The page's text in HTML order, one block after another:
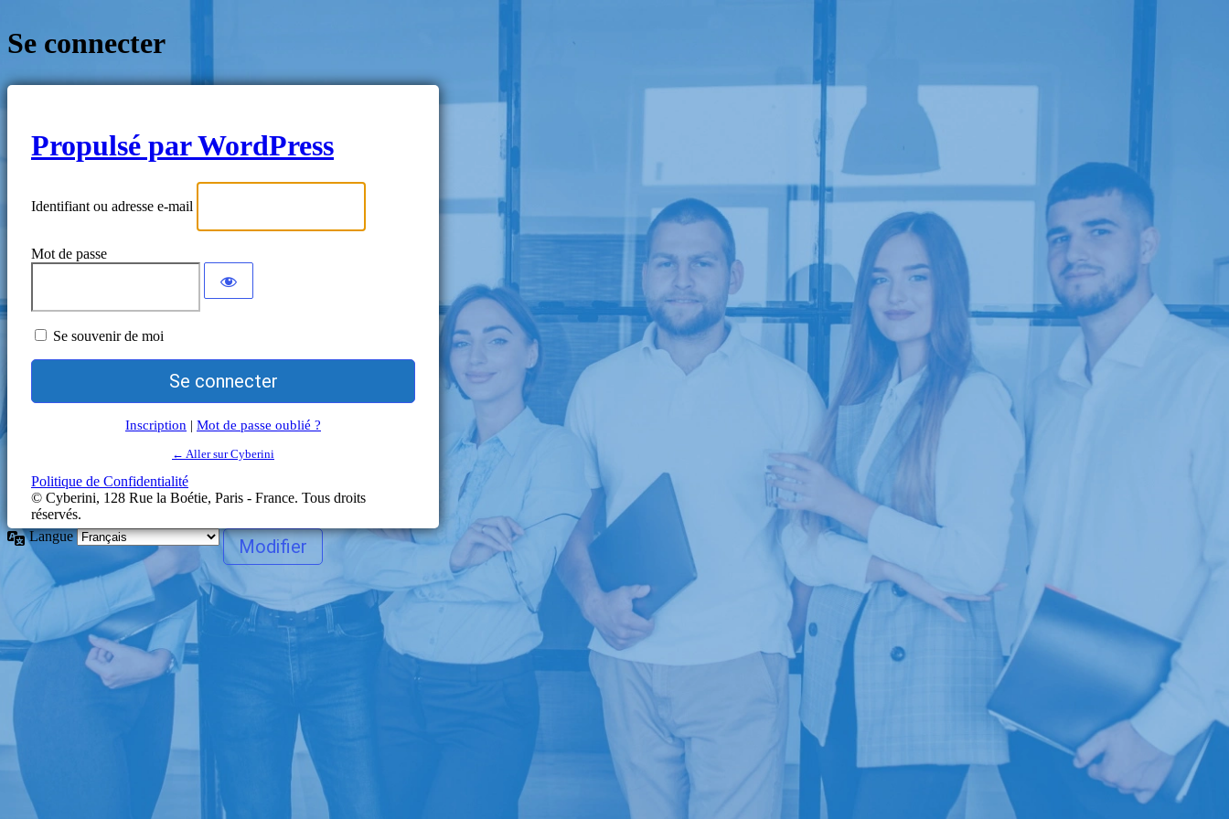
Se connecter
Propulsé par WordPress
Identifiant ou adresse e-mail
Mot de passe
Se souvenir de moi
Inscription | Mot de passe oublié ?
← Aller sur Cyberini
Politique de Confidentialité
Langue